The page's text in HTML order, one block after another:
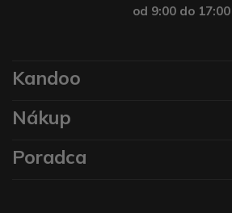
od 9:00 do 17:00
Kandoo
Nákup
Poradca